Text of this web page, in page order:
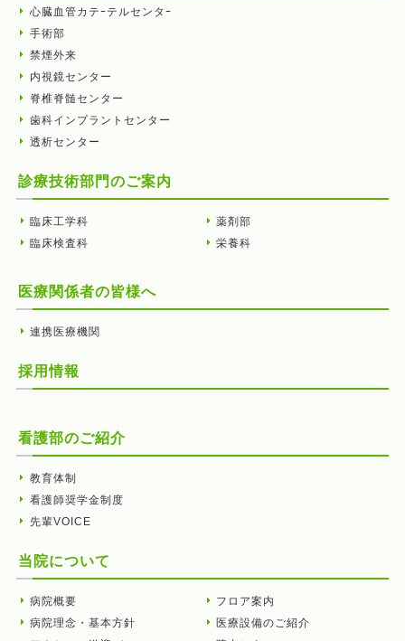
心臓血管カテｰテルセンタｰ
手術部
禁煙外来
内視鏡センター
脊椎脊髄センター
歯科インプラントセンター
透析センター
診療技術部門のご案内
臨床工学科
臨床検査科
薬剤部
栄養科
医療関係者の皆様へ
連携医療機関
採用情報
看護部のご紹介
教育体制
看護師奨学金制度
先輩VOICE
当院について
病院概要
病院理念・基本方針
フロア案内
医療設備のご紹介